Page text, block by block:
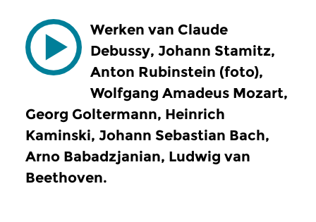
Werken van Claude
Debussy, Johann Stamitz,
Anton Rubinstein (foto),
Wolfgang Amadeus Mozart,
Georg Goltermann, Heinrich
Kaminski, Johann Sebastian Bach,
Arno Babadzjanian, Ludwig van
Beethoven.